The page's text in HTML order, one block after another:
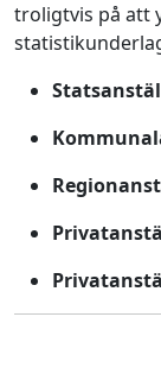
troligtvis på att